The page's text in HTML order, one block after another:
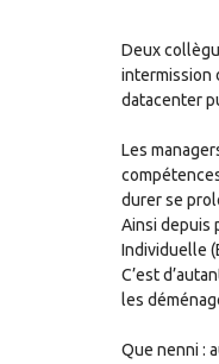
Deux
intermission
datacenter
Les
durer se
Ainsi depuis
Individuelle
C’est
les
Que nenni :